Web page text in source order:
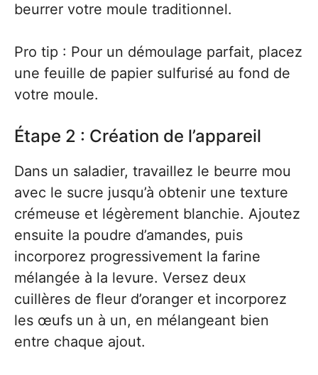
beurrer votre moule traditionnel.
Pro tip : Pour un démoulage parfait, placez
une feuille de papier sulfurisé au fond de
votre moule.
Étape 2 : Création de l’appareil
Dans un saladier, travaillez le beurre mou
avec le sucre jusqu’à obtenir une texture
crémeuse et légèrement blanchie. Ajoutez
ensuite la poudre d’amandes, puis
incorporez progressivement la farine
mélangée à la levure. Versez deux
cuillères de fleur d’oranger et incorporez
les œufs un à un, en mélangeant bien
entre chaque ajout.